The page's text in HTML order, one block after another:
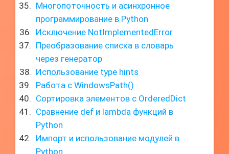
Многопоточность и асинхронное
программирование в Python
Исключение NotImplementedError
Преобразование списка в словарь
через генератор
Использование type hints
Работа с WindowsPath()
Сортировка элементов с OrderedDict
Сравнение def и lambda функций в
Python
Импорт и использование модулей в
Python